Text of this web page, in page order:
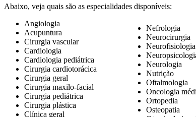
Abaixo, veja quais são as especialidades disponíveis:
Angiologia
Acupuntura
Cirurgia vascular
Cardiologia
Cardiologia pediátrica
Cirurgia cardiotorácica
Cirurgia geral
Cirurgia maxilo-facial
Cirurgia pediátrica
Cirurgia plástica
Clínica geral
Nefrologia
Neurocirurgia
Neurofisiologia
Neurologia
Nutrição
Oftalmologia
Oncologia
Ortopedia
Osteopatia